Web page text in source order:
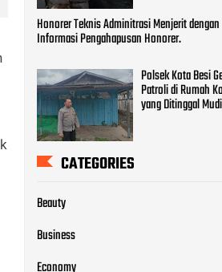
CATEGORIES
Business
Economy
Education